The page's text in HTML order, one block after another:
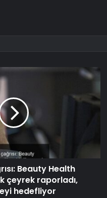
Beauty Health
çeyrek raporladı,
hedefliyor